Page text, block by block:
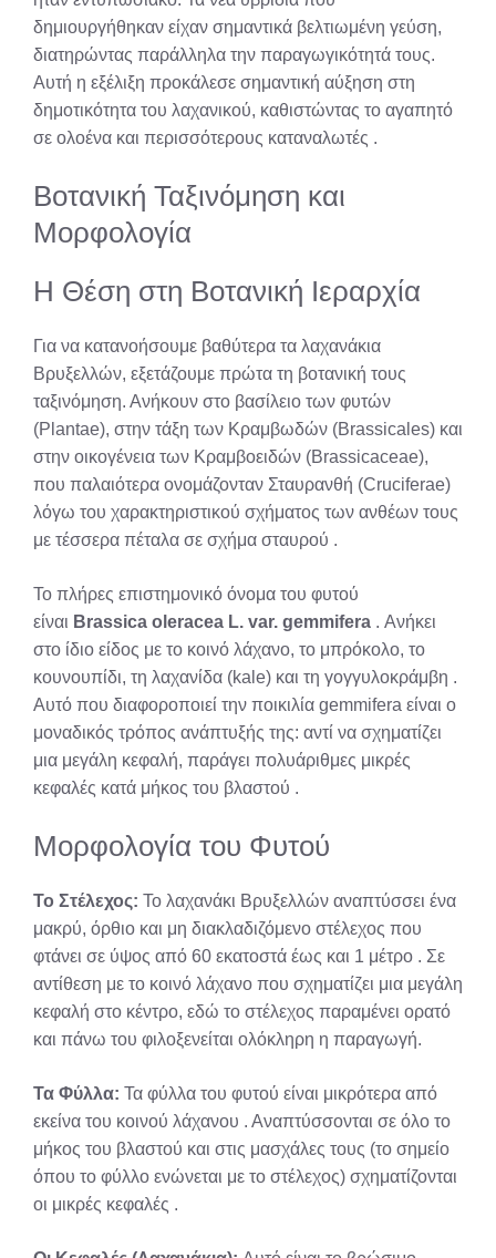
δημιουργήθηκαν είχαν σημαντικά βελτιωμένη γεύση,
διατηρώντας παράλληλα την παραγωγικότητά τους.
Αυτή η εξέλιξη προκάλεσε σημαντική αύξηση στη
δημοτικότητα του λαχανικού, καθιστώντας το αγαπητό
σε ολοένα και περισσότερους καταναλωτές .
Βοτανική Ταξινόμηση και
Μορφολογία
Η Θέση στη Βοτανική Ιεραρχία
Για να κατανοήσουμε βαθύτερα τα λαχανάκια
Βρυξελλών, εξετάζουμε πρώτα τη βοτανική τους
ταξινόμηση. Ανήκουν στο βασίλειο των φυτών
(Plantae), στην τάξη των Κραμβωδών (Brassicales) και
στην οικογένεια των Κραμβοειδών (Brassicaceae),
που παλαιότερα ονομάζονταν Σταυρανθή (Cruciferae)
λόγω του χαρακτηριστικού σχήματος των ανθέων τους
με τέσσερα πέταλα σε σχήμα σταυρού .
Το πλήρες επιστημονικό όνομα του φυτού
είναι Brassica oleracea L. var. gemmifera . Ανήκει
στο ίδιο είδος με το κοινό λάχανο, το μπρόκολο, το
κουνουπίδι, τη λαχανίδα (kale) και τη γογγυλοκράμβη .
Αυτό που διαφοροποιεί την ποικιλία gemmifera είναι ο
μοναδικός τρόπος ανάπτυξής της: αντί να σχηματίζει
μια μεγάλη κεφαλή, παράγει πολυάριθμες μικρές
κεφαλές κατά μήκος του βλαστού .
Μορφολογία του Φυτού
Το Στέλεχος: Το λαχανάκι Βρυξελλών αναπτύσσει ένα
μακρύ, όρθιο και μη διακλαδιζόμενο στέλεχος που
φτάνει σε ύψος από 60 εκατοστά έως και 1 μέτρο . Σε
αντίθεση με το κοινό λάχανο που σχηματίζει μια μεγάλη
κεφαλή στο κέντρο, εδώ το στέλεχος παραμένει ορατό
και πάνω του φιλοξενείται ολόκληρη η παραγωγή.
Τα Φύλλα: Τα φύλλα του φυτού είναι μικρότερα από
εκείνα του κοινού λάχανου . Αναπτύσσονται σε όλο το
μήκος του βλαστού και στις μασχάλες τους (το σημείο
όπου το φύλλο ενώνεται με το στέλεχος) σχηματίζονται
οι μικρές κεφαλές .